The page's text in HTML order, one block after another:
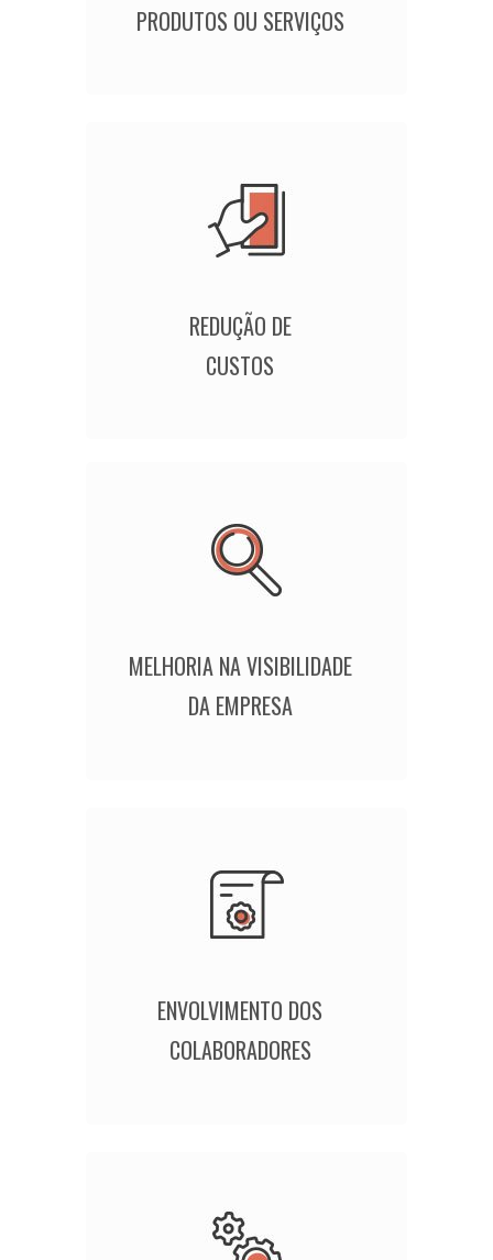
PRODUTOS OU SERVIÇOS
REDUÇÃO DE
CUSTOS
MELHORIA NA VISIBILIDADE
DA EMPRESA
ENVOLVIMENTO DOS
COLABORADORES